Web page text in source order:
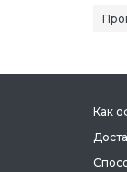
Как